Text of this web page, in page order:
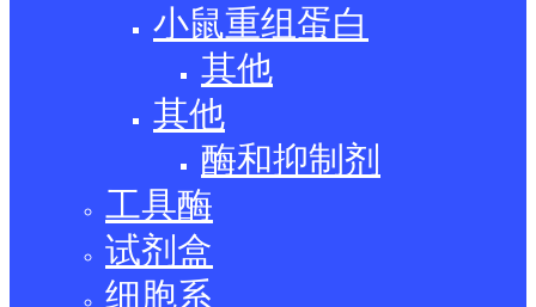
小鼠重组蛋白
其他
其他
酶和抑制剂
工具酶
试剂盒
细胞系